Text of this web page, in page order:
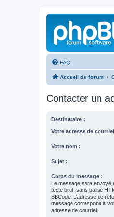
FAQ
Accueil du forum
Contacter un
Destinataire :
Votre adresse de
Votre nom :
Sujet :
Corps du message :
Le message sera envoyé
texte brut, sans balise
BBCode. L’adresse de
message correspond à
adresse de courriel.